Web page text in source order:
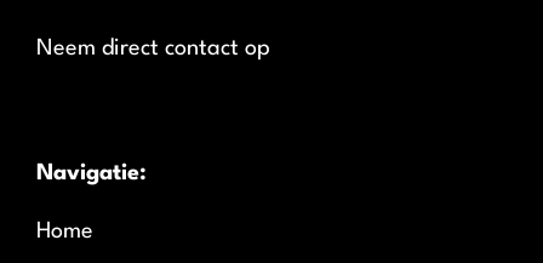
Neem direct contact op
Navigatie:
Home